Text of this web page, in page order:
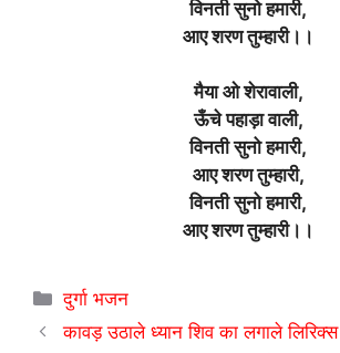
विनती सुनो हमारी,
आए शरण तुम्हारी।।
मैया ओ शेरावाली,
ऊँचे पहाड़ा वाली,
विनती सुनो हमारी,
आए शरण तुम्हारी,
विनती सुनो हमारी,
आए शरण तुम्हारी।।
Categories
दुर्गा भजन
कावड़ उठाले ध्यान शिव का लगाले लिरिक्स